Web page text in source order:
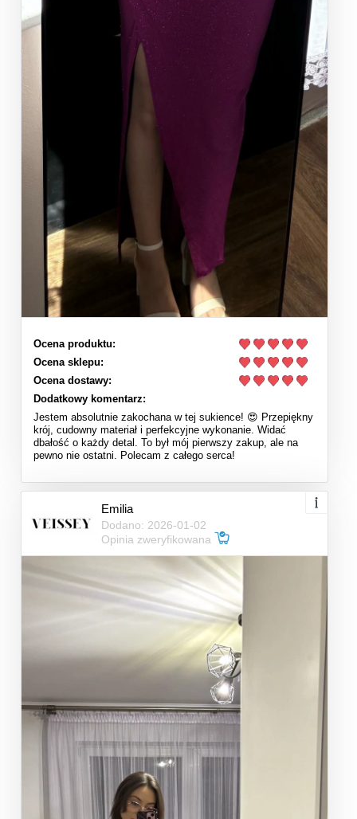
Ocena produktu:
Ocena sklepu:
Ocena dostawy:
Dodatkowy komentarz:
Jestem absolutnie zakochana w tej sukience! 😍 Przepiękny
krój, cudowny materiał i perfekcyjne wykonanie. Widać
dbałość o każdy detal. To był mój pierwszy zakup, ale na
pewno nie ostatni. Polecam z całego serca!
Emilia
Dodano: 2026-01-02
Opinia zweryfikowana